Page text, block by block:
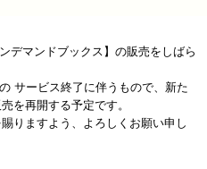
デマンドブックス】の販売をしばら
サービス終了に伴うもので、新た
を再開する予定です。
りますよう、よろしくお願い申し